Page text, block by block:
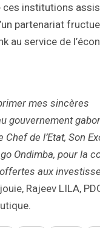
ces institutions
partenariat
au service de
mes sincères
gouvernement
de l’Etat, Son
Ondimba, pour la
aux
Rajeev LILA,